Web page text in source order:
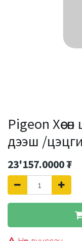
Pigeon
дээш /
23'157.0000₮